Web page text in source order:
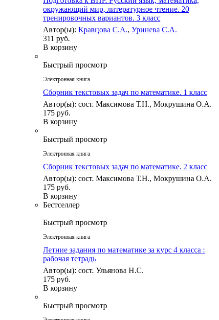
окружающий мир, литературное чтение. 20
тренировочных вариантов. 3 класс
Автор(ы): Кравцова С.А., Уринева С.А.
311 руб.
В корзину
Быстрый просмотр
Электронная книга
Сборник текстовых задач по математике. 1 класc
Автор(ы): сост. Максимова Т.Н., Мокрушина О.А.
175 руб.
В корзину
Быстрый просмотр
Электронная книга
Сборник текстовых задач по математике. 2 класc
Автор(ы): сост. Максимова Т.Н., Мокрушина О.А.
175 руб.
В корзину
Бестселлер
Быстрый просмотр
Электронная книга
Летние задания по математике за курс 4 класса :
рабочая тетрадь
Автор(ы): сост. Ульянова Н.С.
175 руб.
В корзину
Быстрый просмотр